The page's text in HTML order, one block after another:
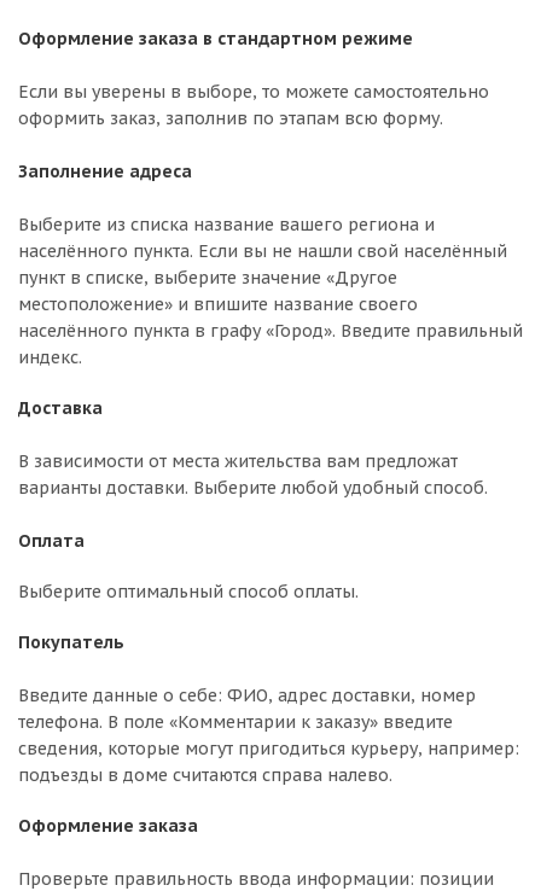
Оформление заказа в стандартном режиме
Если вы уверены в выборе, то можете самостоятельно
оформить заказ, заполнив по этапам всю форму.
Заполнение адреса
Выберите из списка название вашего региона и
населённого пункта. Если вы не нашли свой населённый
пункт в списке, выберите значение «Другое
местоположение» и впишите название своего
населённого пункта в графу «Город». Введите правильный
индекс.
Доставка
В зависимости от места жительства вам предложат
варианты доставки. Выберите любой удобный способ.
Оплата
Выберите оптимальный способ оплаты.
Покупатель
Введите данные о себе: ФИО, адрес доставки, номер
телефона. В поле «Комментарии к заказу» введите
сведения, которые могут пригодиться курьеру, например:
подъезды в доме считаются справа налево.
Оформление заказа
Проверьте правильность ввода информации: позиции